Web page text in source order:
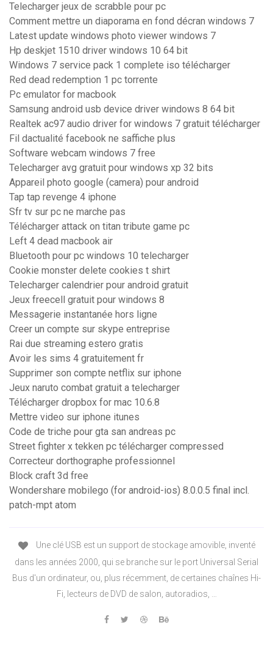
Telecharger jeux de scrabble pour pc
Comment mettre un diaporama en fond décran windows 7
Latest update windows photo viewer windows 7
Hp deskjet 1510 driver windows 10 64 bit
Windows 7 service pack 1 complete iso télécharger
Red dead redemption 1 pc torrente
Pc emulator for macbook
Samsung android usb device driver windows 8 64 bit
Realtek ac97 audio driver for windows 7 gratuit télécharger
Fil dactualité facebook ne saffiche plus
Software webcam windows 7 free
Telecharger avg gratuit pour windows xp 32 bits
Appareil photo google (camera) pour android
Tap tap revenge 4 iphone
Sfr tv sur pc ne marche pas
Télécharger attack on titan tribute game pc
Left 4 dead macbook air
Bluetooth pour pc windows 10 telecharger
Cookie monster delete cookies t shirt
Telecharger calendrier pour android gratuit
Jeux freecell gratuit pour windows 8
Messagerie instantanée hors ligne
Creer un compte sur skype entreprise
Rai due streaming estero gratis
Avoir les sims 4 gratuitement fr
Supprimer son compte netflix sur iphone
Jeux naruto combat gratuit a telecharger
Télécharger dropbox for mac 10.6.8
Mettre video sur iphone itunes
Code de triche pour gta san andreas pc
Street fighter x tekken pc télécharger compressed
Correcteur dorthographe professionnel
Block craft 3d free
Wondershare mobilego (for android-ios) 8.0.0.5 final incl.
patch-mpt atom
Une clé USB est un support de stockage amovible, inventé
dans les années 2000, qui se branche sur le port Universal Serial
Bus d'un ordinateur, ou, plus récemment, de certaines chaînes Hi-
Fi, lecteurs de DVD de salon, autoradios, …